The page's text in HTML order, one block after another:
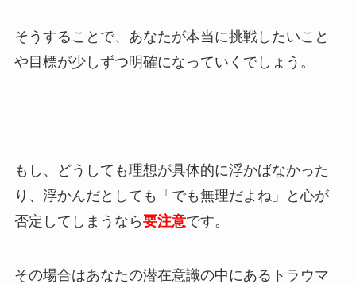
そうすることで、あなたが本当に挑戦したいこと
や目標が少しずつ明確になっていくでしょう。
もし、どうしても理想が具体的に浮かばなかった
り、浮かんだとしても「でも無理だよね」と心が
否定してしまうなら要注意です。
その場合はあなたの潜在意識の中にあるトラウマ